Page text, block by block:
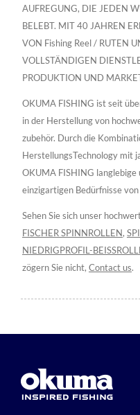
AUFREGUNG, DIE JEDEN
BELEBT. MIT 40 JAHREN
VON Fishing Reel / RUTEN
VOLLSTÄNDIGEN
PRODUKTION UND
OKUMA FISHING ist seit
in der Herstellung von
zubehör. Durch die
HerstellungsTechnology mit
OKUMA FISHING langlebige
einzigartigen Bedürfnisse
Sehen Sie sich unser
FISCHER SPINNROLLEN,
NIEDRIGPROFIL-
zögern Sie nicht, Contact us.